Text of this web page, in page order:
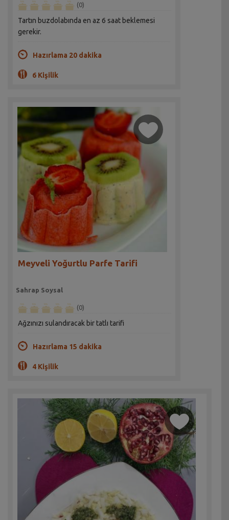
(0)
Tartın buzdolabında en az 6 saat beklemesi
gerekir.
Hazırlama 20 dakika
6 Kişilik
Meyveli Yoğurtlu Parfe Tarifi
Sahrap Soysal
(0)
Ağzınızı sulandıracak bir tatlı tarifi
Hazırlama 15 dakika
4 Kişilik